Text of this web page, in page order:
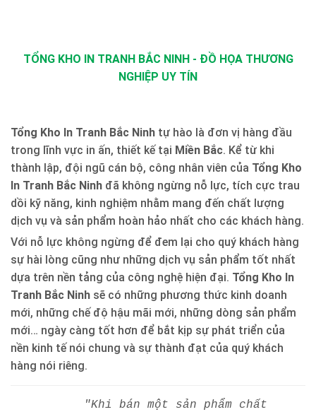
TỔNG KHO IN TRANH BẮC NINH - ĐỒ HỌA THƯƠNG
NGHIỆP UY TÍN
Tổng Kho In Tranh Bắc Ninh tự hào là đơn vị hàng đầu
trong lĩnh vực in ấn, thiết kế tại Miền Bắc. Kể từ khi
thành lập, đội ngũ cán bộ, công nhân viên của Tổng Kho
In Tranh Bắc Ninh đã không ngừng nỗ lực, tích cực trau
dồi kỹ năng, kinh nghiệm nhằm mang đến chất lượng
dịch vụ và sản phẩm hoàn hảo nhất cho các khách hàng.
Với nỗ lực không ngừng để đem lại cho quý khách hàng
sự hài lòng cũng như những dịch vụ sản phẩm tốt nhất
dựa trên nền tảng của công nghệ hiện đại. Tổng Kho In
Tranh Bắc Ninh sẽ có những phương thức kinh doanh
mới, những chế độ hậu mãi mới, những dòng sản phẩm
mới… ngày càng tốt hơn để bắt kịp sự phát triển của
nền kinh tế nói chung và sự thành đạt của quý khách
hàng nói riêng.
"Khi bán một sản phẩm chất